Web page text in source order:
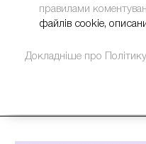
правилами
файлів cookie,
Докладніше про